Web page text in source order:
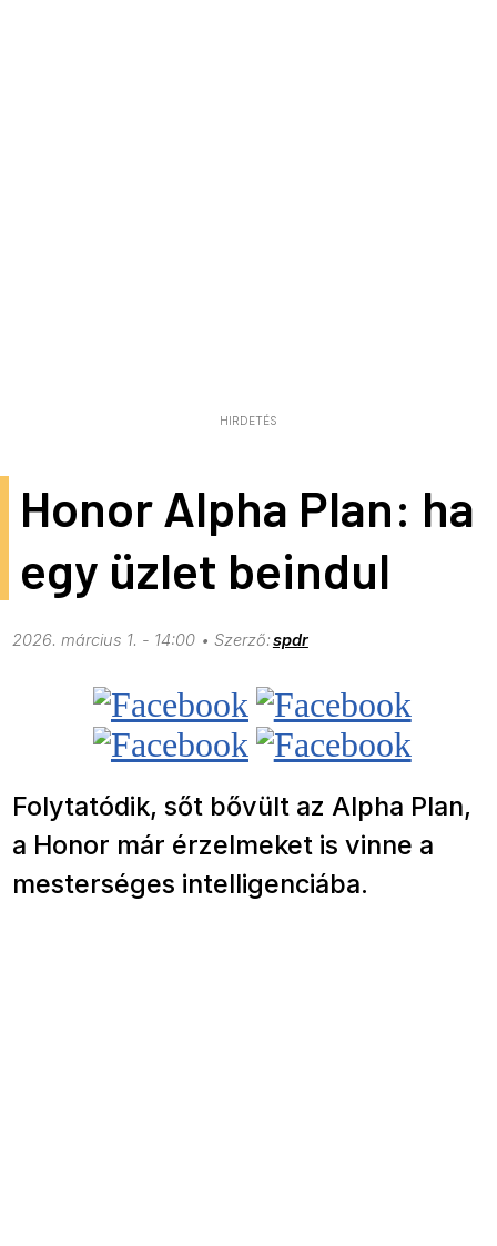
HIRDETÉS
Honor Alpha Plan: ha
egy üzlet beindul
2026. március 1. - 14:00 spdr
Folytatódik, sőt bővült az Alpha Plan,
a Honor már érzelmeket is vinne a
mesterséges intelligenciába.